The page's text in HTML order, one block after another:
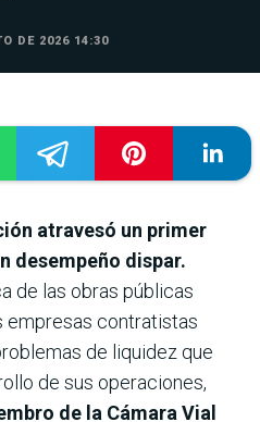
DE 2026 14:30
atravesó un primer
desempeño dispar.
de las obras públicas
empresas contratistas
de liquidez que
de sus operaciones,
de la Cámara Vial